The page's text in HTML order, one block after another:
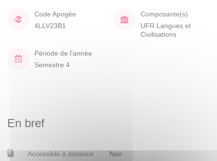
Code Apogée
4LLV23B1
Composante(s)
UFR Langues et
Civilisations
Période de l'année
Semestre 4
En bref
Accessible à distance Non